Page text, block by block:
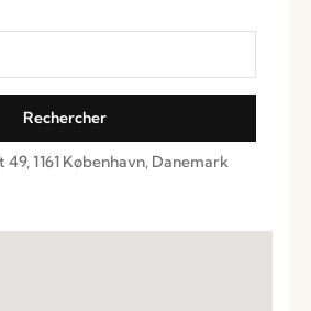
1161 København, Danemark